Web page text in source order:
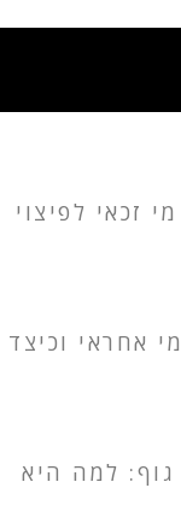
זכאי לפיצוי
אחראי וכיצד
גוף: למה היא